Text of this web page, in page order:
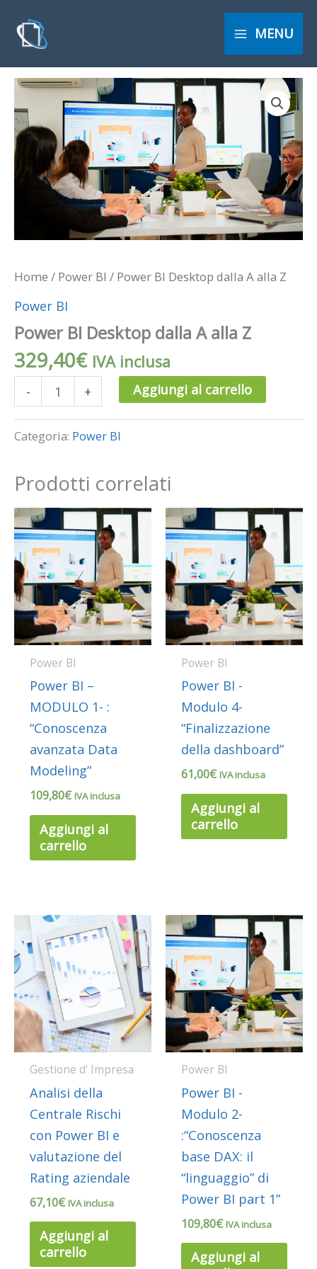
contenuto
MENU
Home / Power BI / Power BI Desktop dalla A alla Z
Power BI
Power BI Desktop dalla A alla Z
329,40€ IVA inclusa
-
Power
BI
Desktop
dalla
A
quantità
+ Aggiungi al carrello
Categoria: Power BI
Prodotti correlati
Power BI
Power BI –
MODULO 1- :
“Conoscenza
avanzata Data
Modeling”
109,80€ IVA inclusa
Aggiungi al
carrello
Power BI
Power BI -
Modulo 4-
“Finalizzazione
della dashboard”
61,00€ IVA inclusa
Aggiungi al
carrello
Gestione d' Impresa
Analisi della
Centrale Rischi
con Power BI e
valutazione del
Rating aziendale
67,10€ IVA inclusa
Aggiungi al
carrello
Power BI
Power BI -
Modulo 2-
:“Conoscenza
base DAX: il
“linguaggio” di
Power BI part 1”
109,80€ IVA inclusa
Aggiungi al